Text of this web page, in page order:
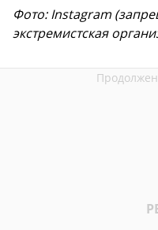
Фото: Instagram
экстремистская